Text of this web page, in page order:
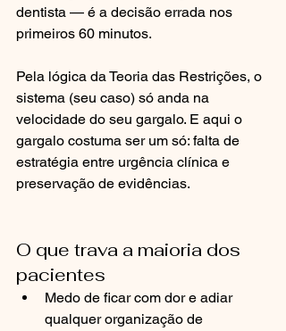
dentista — é a decisão errada nos
primeiros 60 minutos.
Pela lógica da Teoria das Restrições, o
sistema (seu caso) só anda na
velocidade do seu gargalo. E aqui o
gargalo costuma ser um só: falta de
estratégia entre urgência clínica e
preservação de evidências.
O que trava a maioria dos
pacientes
Medo de ficar com dor e adiar
qualquer organização de